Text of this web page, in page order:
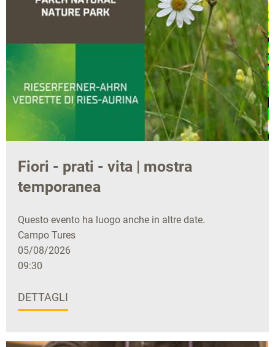
Fiori - prati - vita | mostra
temporanea
Questo evento ha luogo anche in altre date.
Campo Tures
05/08/2026
09:30
DETTAGLI